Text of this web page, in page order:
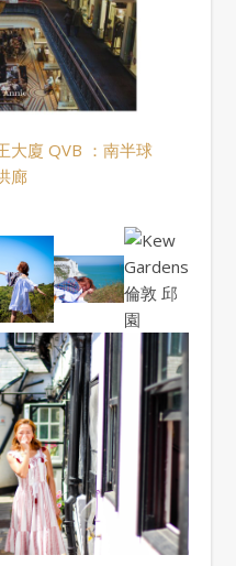
大廈 QVB ：南半球
廊